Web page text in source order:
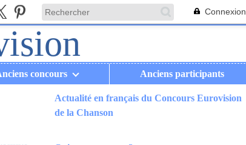
Connexion
concours Anciens participants
Actualité en français du Concours Eurovision
de la Chanson